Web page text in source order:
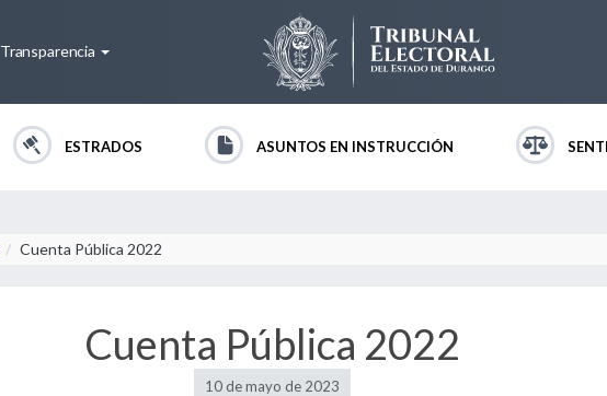
Transparencia
ESTRADOS ASUNTOS EN INSTRUCCIÓN
Cuenta Pública 2022
Cuenta Pública 2022
10 de mayo de 2023